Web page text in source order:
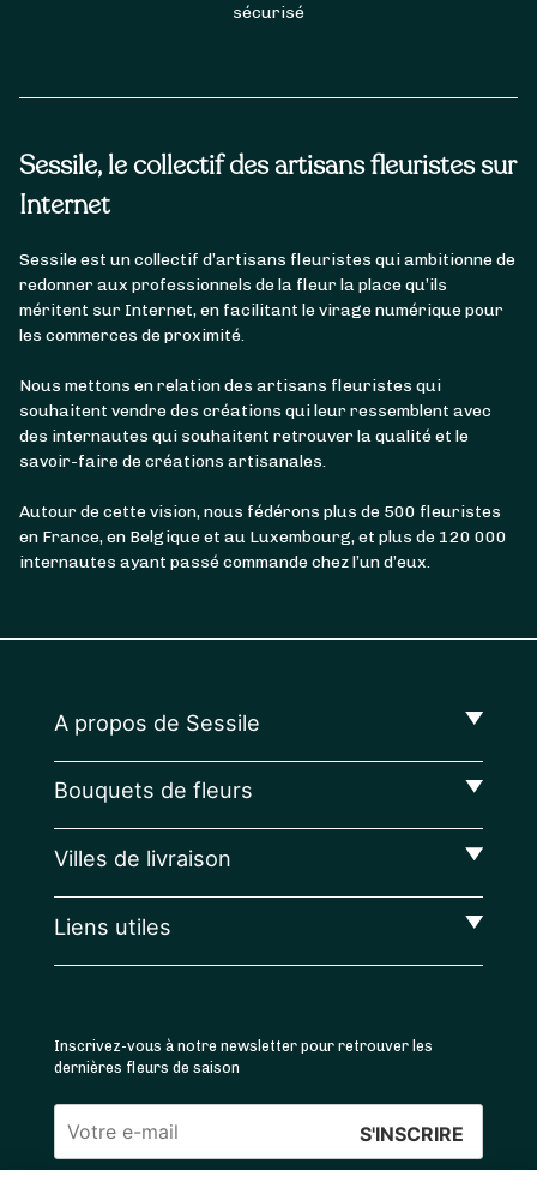
Sessile, le collectif des artisans fleuristes sur
Internet
Sessile est un collectif d’artisans fleuristes qui ambitionne de
redonner aux professionnels de la fleur la place qu’ils
méritent sur Internet, en facilitant le virage numérique pour
les commerces de proximité.
Nous mettons en relation des artisans fleuristes qui
souhaitent vendre des créations qui leur ressemblent avec
des internautes qui souhaitent retrouver la qualité et le
savoir-faire de créations artisanales.
Autour de cette vision, nous fédérons plus de 500 fleuristes
en France, en Belgique et au Luxembourg, et plus de 120 000
internautes ayant passé commande chez l’un d’eux.
sécurisé
A propos de Sessile
Bouquets de fleurs
Villes de livraison
Liens utiles
Inscrivez-vous à notre newsletter pour retrouver les
dernières fleurs de saison
Veuillez